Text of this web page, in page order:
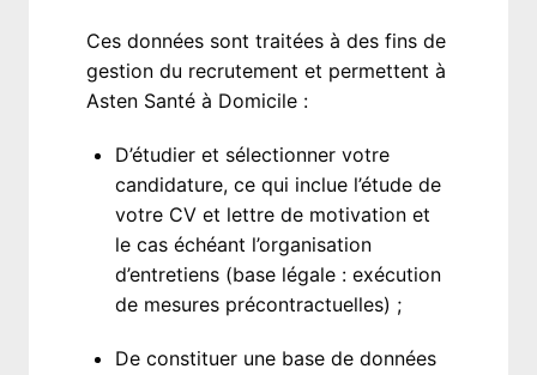
Ces données sont traitées à des fins de
gestion du recrutement et permettent à
Asten Santé à Domicile :
D’étudier et sélectionner votre
candidature, ce qui inclue l’étude de
votre CV et lettre de motivation et
le cas échéant l’organisation
d’entretiens (base légale : exécution
de mesures précontractuelles) ;
De constituer une base de données